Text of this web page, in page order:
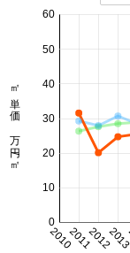
201020112012
0
10
20
30
40
50
60
㎡単価 万円/㎡